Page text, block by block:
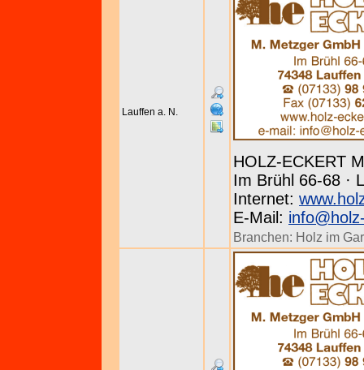
Lauffen a. N.
HOLZ-ECKERT
Im Brühl 66-68 ·
Internet:
E-Mail:
Branchen: Holz im